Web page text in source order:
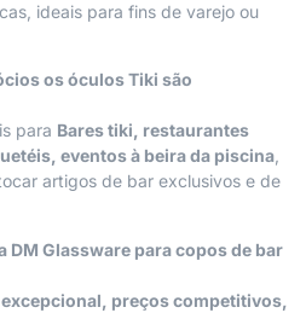
ideais para fins de varejo ou
os óculos Tiki são
para Bares tiki, restaurantes
eventos à beira da piscina,
artigos de bar exclusivos e de
DM Glassware para copos de bar
preços competitivos,